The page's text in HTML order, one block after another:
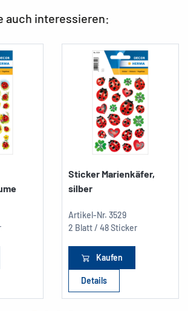
auch interessieren:
Sticker Marienkäfer,
silber
Artikel-Nr. 3529
2 Blatt / 48 Sticker
Kaufen
Details